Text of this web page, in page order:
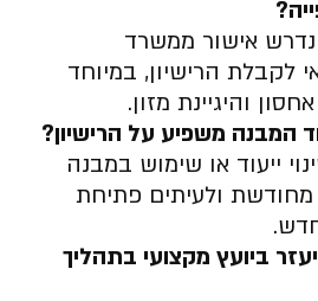
?
אישור ממשרד
לקבלת הרישיון, במיוחד
והיגיינת מזון.
המבנה משפיע על הרישיון?
ייעוד או שימוש במבנה
ולעיתים פתיחת
ביועץ מקצועי בתהליך